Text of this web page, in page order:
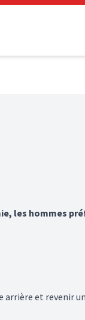
les hommes
et revenir